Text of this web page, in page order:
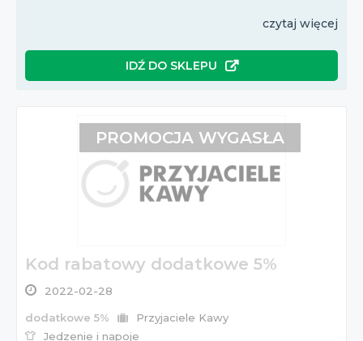
czytaj więcej
IDŹ DO SKLEPU
Kod rabatowy dodatkowe 5%
2022-02-28
dodatkowe 5%
Przyjaciele Kawy
Jedzenie i napoje
PROMOCJA WYGASŁA